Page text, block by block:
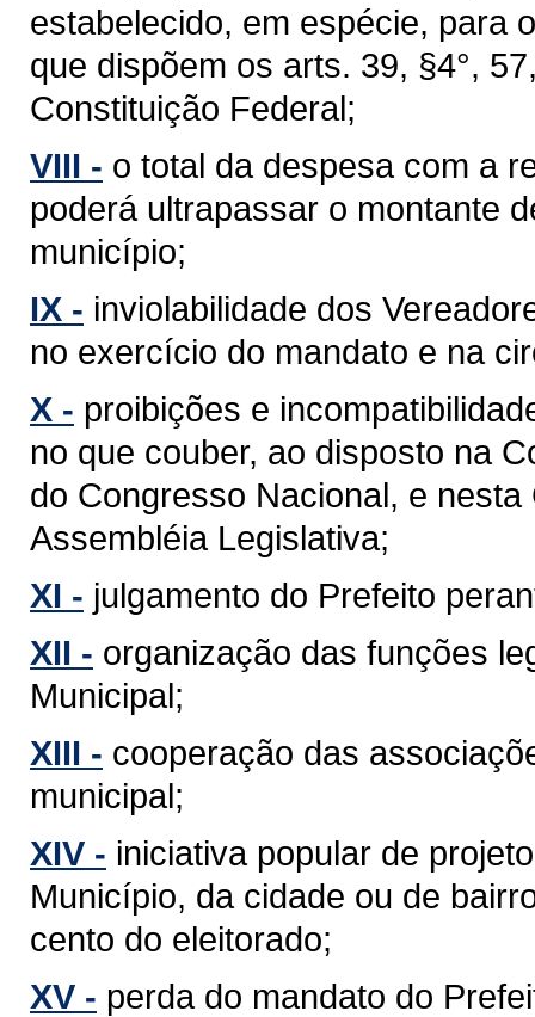
estabelecido, em espécie, para
que dispõem os arts. 39, §4°,
Constituição Federal;
VIII - o total da despesa com a
poderá ultrapassar o montante
município;
IX - inviolabilidade dos
no exercício do mandato e na
X - proibições e
no que couber, ao disposto na
do Congresso Nacional, e
Assembléia Legislativa;
XI - julgamento do Prefeito
XII - organização das funções
Municipal;
XIII - cooperação das
municipal;
XIV - iniciativa popular de
Município, da cidade ou de
cento do eleitorado;
XV - perda do mandato do